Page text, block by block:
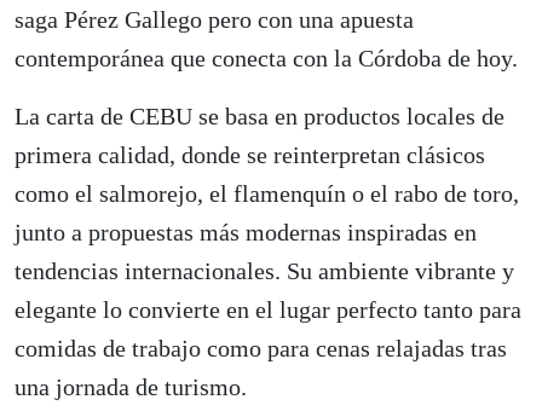
saga Pérez Gallego pero con una apuesta
contemporánea que conecta con la Córdoba de hoy.
La carta de CEBU se basa en productos locales de
primera calidad, donde se reinterpretan clásicos
como el salmorejo, el flamenquín o el rabo de toro,
junto a propuestas más modernas inspiradas en
tendencias internacionales. Su ambiente vibrante y
elegante lo convierte en el lugar perfecto tanto para
comidas de trabajo como para cenas relajadas tras
una jornada de turismo.